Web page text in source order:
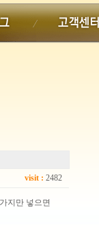
visit : 2482
지만 넣으면